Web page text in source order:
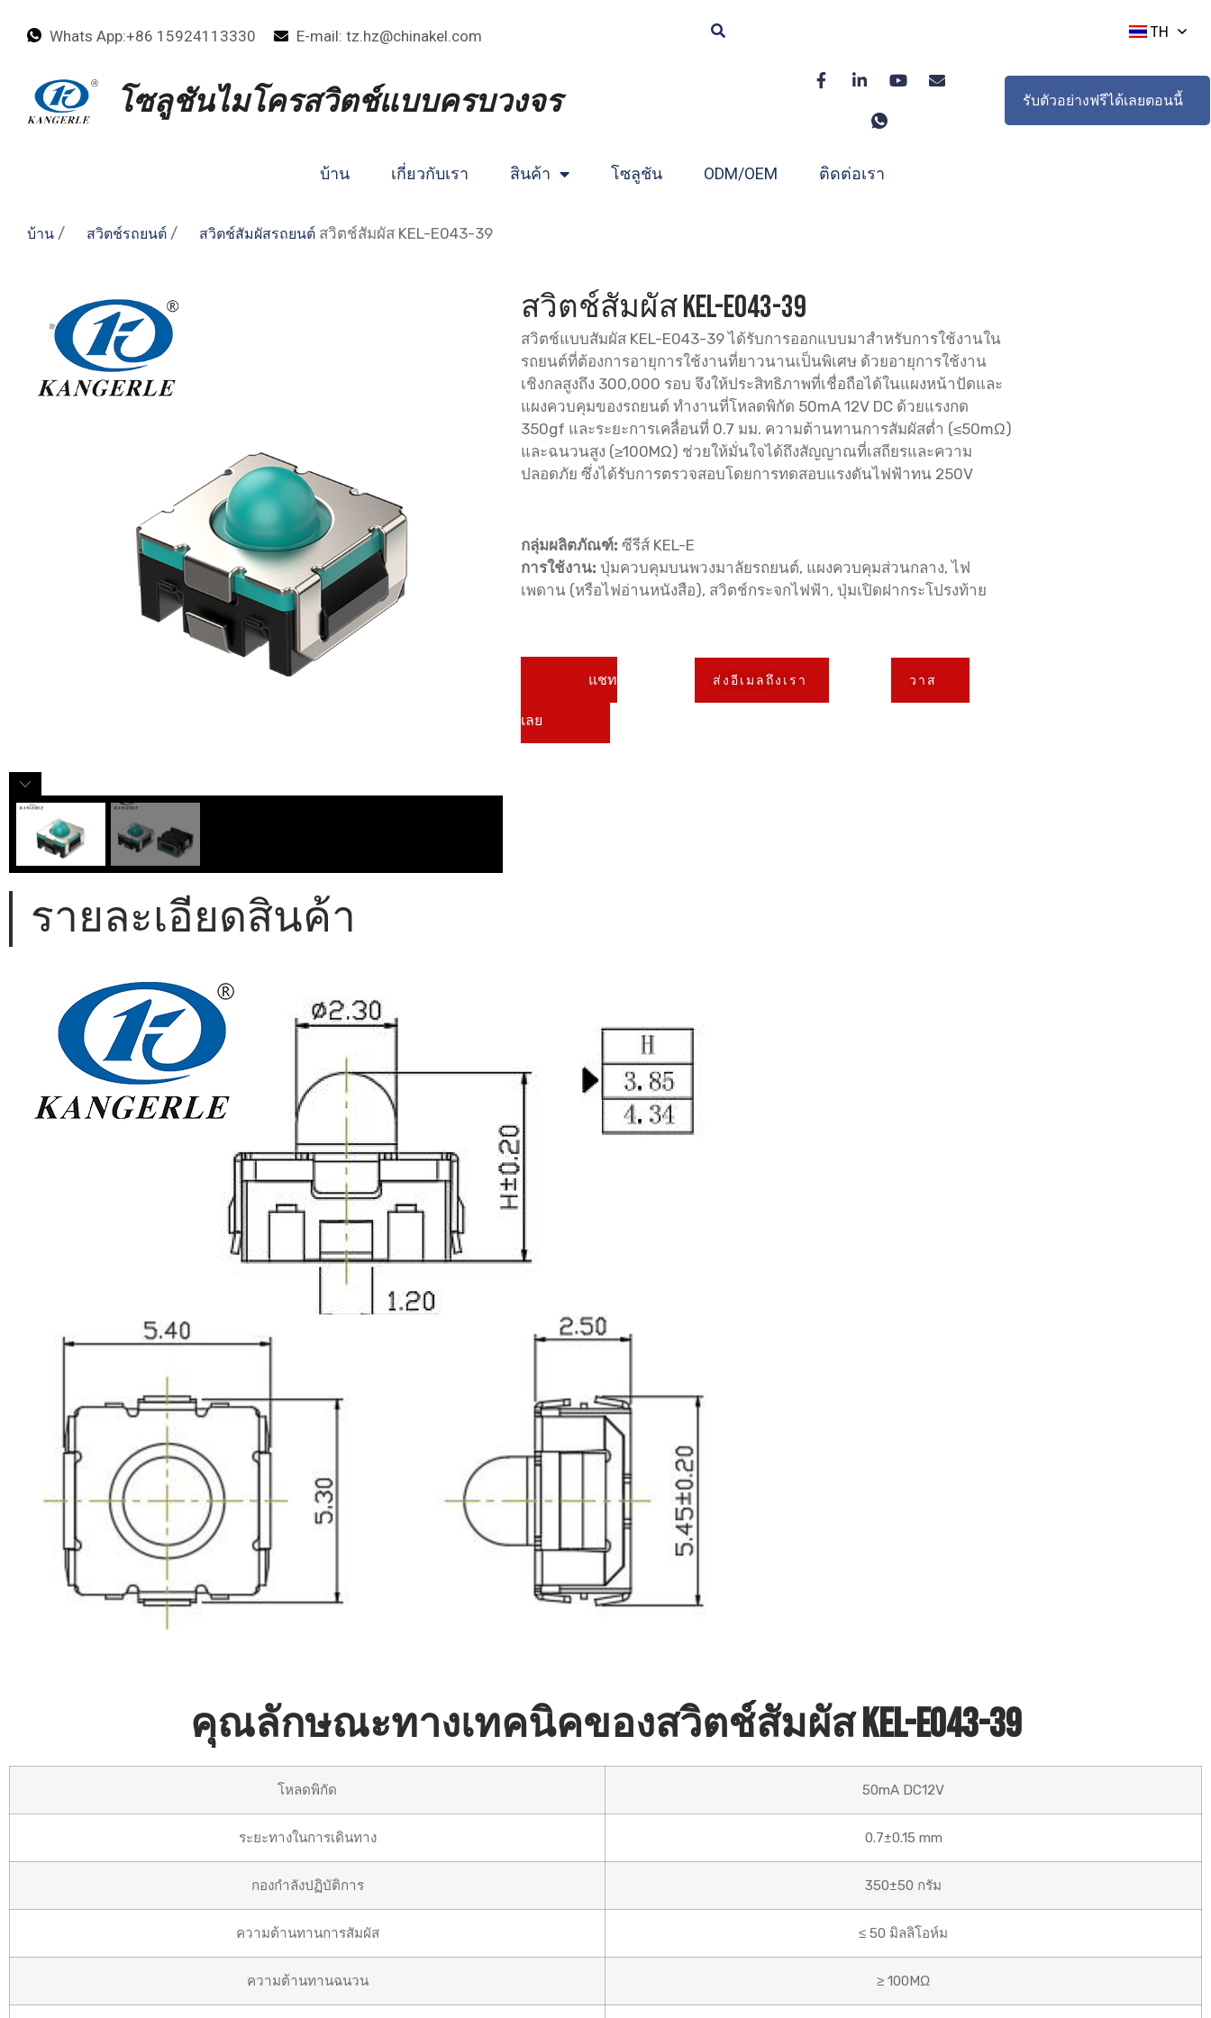
Whats App:+86 15924113330 E-mail: tz.hz@chinakel.com TH
โซลูชันไมโครสวิตช์แบบครบวงจร รับตัวอย่างฟรีได้เลยตอนนี้
รับใบเสนอราคาทันที:
อีเมล
บ้าน เกี่ยวกับเรา สินค้า โซลูชัน ODM/OEM ติดต่อเรา
บ้าน / สวิตช์รถยนต์ / สวิตช์สัมผัสรถยนต์ สวิตช์สัมผัส KEL-E043-39
สวิตช์สัมผัส KEL-E043-39
สวิตช์แบบสัมผัส KEL-E043-39 ได้รับการออกแบบมาสำหรับการใช้งานใน
รถยนต์ที่ต้องการอายุการใช้งานที่ยาวนานเป็นพิเศษ ด้วยอายุการใช้งาน
เชิงกลสูงถึง 300,000 รอบ จึงให้ประสิทธิภาพที่เชื่อถือได้ในแผงหน้าปัดและ
แผงควบคุมของรถยนต์ ทำงานที่โหลดพิกัด 50mA 12V DC ด้วยแรงกด
350gf และระยะการเคลื่อนที่ 0.7 มม. ความต้านทานการสัมผัสต่ำ (≤50mΩ)
และฉนวนสูง (≥100MΩ) ช่วยให้มั่นใจได้ถึงสัญญาณที่เสถียรและความ
ปลอดภัย ซึ่งได้รับการตรวจสอบโดยการทดสอบแรงดันไฟฟ้าทน 250V
กลุ่มผลิตภัณฑ์: ซีรีส์ KEL-E
การใช้งาน: ปุ่มควบคุมบนพวงมาลัยรถยนต์, แผงควบคุมส่วนกลาง, ไฟ
เพดาน (หรือไฟอ่านหนังสือ), สวิตช์กระจกไฟฟ้า, ปุ่มเปิดฝากระโปรงท้าย
แชท
เลย
ส่งอีเมลถึงเรา วาส
รายละเอียดสินค้า
คุณลักษณะทางเทคนิคของสวิตช์สัมผัส KEL-E043-39
โหลดพิกัด 50mA DC12V
ระยะทางในการเดินทาง 0.7±0.15 mm
กองกำลังปฏิบัติการ 350±50 กรัม
ความต้านทานการสัมผัส ≤ 50 มิลลิโอห์ม
ความต้านทานฉนวน ≥ 100MΩ